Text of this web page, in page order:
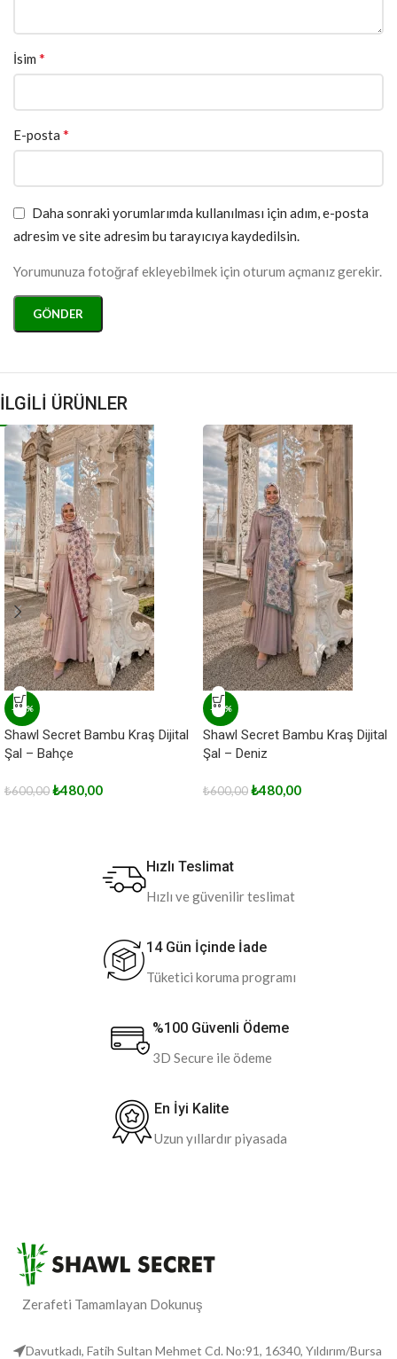
İsim *
E-posta *
Daha sonraki yorumlarımda kullanılması için adım, e-posta
adresim ve site adresim bu tarayıcıya kaydedilsin.
Yorumunuza fotoğraf ekleyebilmek için oturum açmanız gerekir.
İLGİLİ ÜRÜNLER
-20%
Shawl Secret Bambu Kraş Dijital
Şal – Bahçe
₺600,00₺480,00
-20%
Shawl Secret Bambu Kraş Dijital
Şal – Deniz
₺600,00₺480,00
Hızlı Teslimat
Hızlı ve güvenilir teslimat
14 Gün İçinde İade
Tüketici koruma programı
%100 Güvenli Ödeme
3D Secure ile ödeme
En İyi Kalite
Uzun yıllardır piyasada
Zerafeti Tamamlayan Dokunuş
Davutkadı, Fatih Sultan Mehmet Cd. No:91, 16340, Yıldırım/Bursa